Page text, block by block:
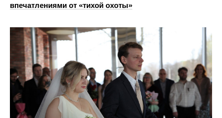
впечатлениями от «тихой охоты»